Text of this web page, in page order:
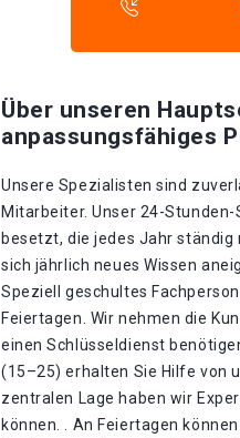
Über unseren
anpassungsfähiges
Unsere Spezialisten sind
Mitarbeiter. Unser 24-
besetzt, die jedes Jahr ständig
sich jährlich neues Wissen
Speziell geschultes
Feiertagen. Wir nehmen die
einen Schlüsseldienst
(15–25) erhalten Sie Hilfe von
zentralen Lage haben wir
können. . An Feiertagen